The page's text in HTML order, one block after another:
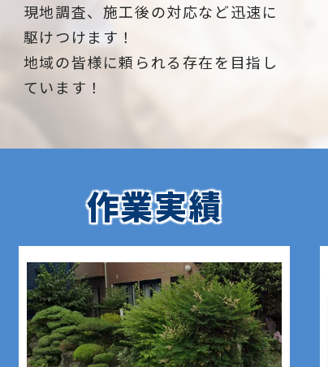
現地調査、施工後の対応など迅速に
駆けつけます！
地域の皆様に頼られる存在を目指し
ています！
作業実績